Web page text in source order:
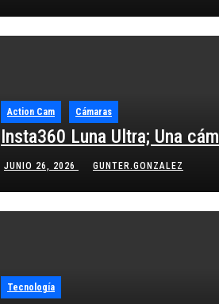
Action Cam Cámaras
Insta360 Luna Ultra; Una
JUNIO 26, 2026 GUNTER.GONZALEZ
Tecnología